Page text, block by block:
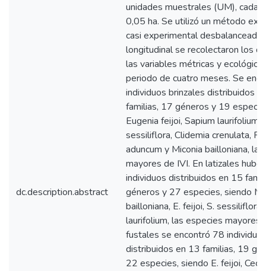
dc.description.abstract
unidades muestrales (UM), cada
0,05 ha. Se utilizó un método
casi experimental desbalanceado
longitudinal se recolectaron los
las variables métricas y
periodo de cuatro meses. Se
individuos brinzales distribuidos
familias, 17 géneros y 19
Eugenia feijoi, Sapium laurifolium,
sessiliflora, Clidemia crenulata,
aduncum y Miconia bailloniana,
mayores de IVI. En latizales
individuos distribuidos en 15
géneros y 27 especies, siendo
bailloniana, E. feijoi, S. sessiliflora
laurifolium, las especies mayores
fustales se encontró 78
distribuidos en 13 familias, 19
22 especies, siendo E. feijoi,